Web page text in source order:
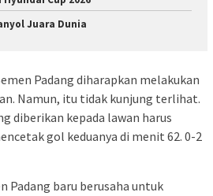
Juara Dunia
Padang diharapkan melakukan
Namun, itu tidak kunjung terlihat.
diberikan kepada lawan harus
gol keduanya di menit 62. 0-2
Padang baru berusaha untuk